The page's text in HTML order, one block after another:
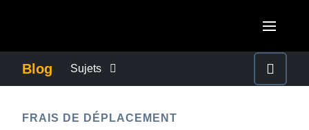
Blog Sujets
FRAIS DE DÉPLACEMENT